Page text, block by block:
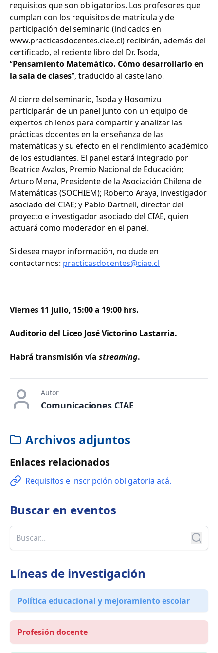
requisitos que son obligatorios. Los profesores que
cumplan con los requisitos de matrícula y de
participación del seminario (indicados en
www.practicasdocentes.ciae.cl) recibirán, además del
certificado, el reciente libro del Dr. Isoda,
“Pensamiento Matemático. Cómo desarrollarlo en
la sala de clases”, traducido al castellano.
Al cierre del seminario, Isoda y Hosomizu
participarán de un panel junto con un equipo de
expertos chilenos para compartir y analizar las
prácticas docentes en la enseñanza de las
matemáticas y su efecto en el rendimiento académico
de los estudiantes. El panel estará integrado por
Beatrice Avalos, Premio Nacional de Educación;
Arturo Mena, Presidente de la Asociación Chilena de
Matemáticas (SOCHIEM); Roberto Araya, investigador
asociado del CIAE; y Pablo Dartnell, director del
proyecto e investigador asociado del CIAE, quien
actuará como moderador en el panel.
Si desea mayor información, no dude en
contactarnos: practicasdocentes@ciae.cl
Viernes 11 julio, 15:00 a 19:00 hrs.
Auditorio del Liceo José Victorino Lastarria.
Habrá transmisión vía streaming.
Autor
Comunicaciones CIAE
Archivos adjuntos
Enlaces relacionados
Requisitos e inscripción obligatoria acá.
Buscar en eventos
Líneas de investigación
Política educacional y mejoramiento escolar
Profesión docente